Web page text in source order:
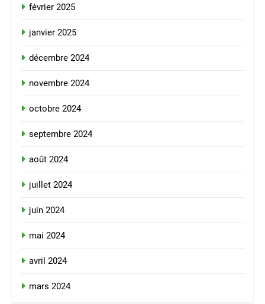
février 2025
janvier 2025
décembre 2024
novembre 2024
octobre 2024
septembre 2024
août 2024
juillet 2024
juin 2024
mai 2024
avril 2024
mars 2024